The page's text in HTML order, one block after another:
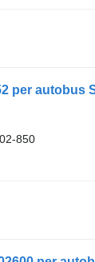
per autobus
850